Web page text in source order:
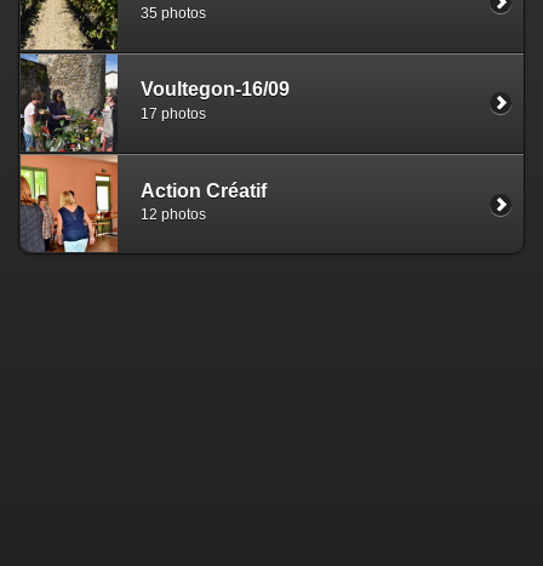
35 photos
Voultegon-16/09
17 photos
Action Créatif
12 photos